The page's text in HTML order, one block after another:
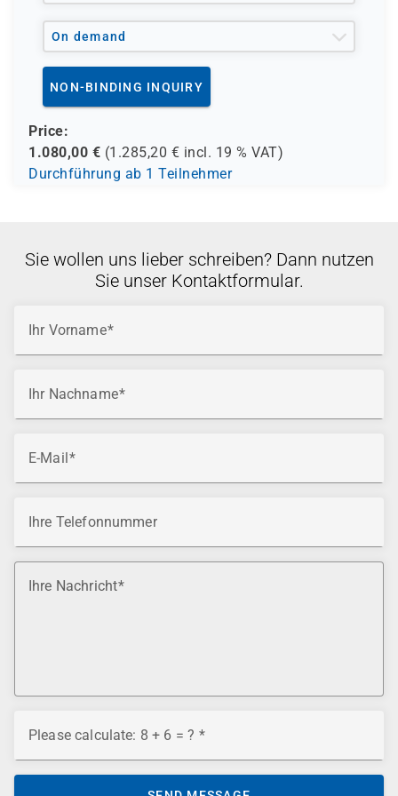
On demand
NON-BINDING INQUIRY
Price:
1.080,00 € (1.285,20 € incl. 19 % VAT)
Durchführung ab 1 Teilnehmer
Sie wollen uns lieber schreiben? Dann nutzen
Sie unser Kontaktformular.
Ihr Vorname
Ihr Nachname
E-Mail
Ihre Telefonnummer
Ihre Nachricht
Please calculate: 8 + 6 = ?